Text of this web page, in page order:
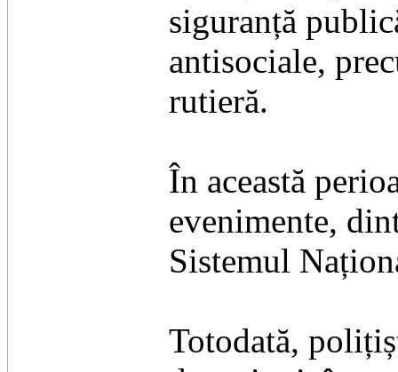
siguranță
antisociale,
rutieră.
În această
evenimente,
Sistemul
Totodată,